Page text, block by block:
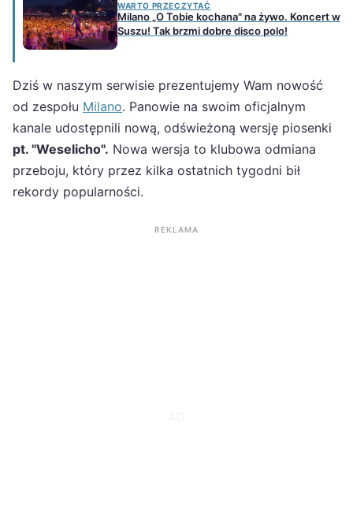
WARTO PRZECZYTAĆ
Milano „O Tobie kochana" na żywo. Koncert w
Suszu! Tak brzmi dobre disco polo!
Dziś w naszym serwisie prezentujemy Wam nowość
od zespołu Milano. Panowie na swoim oficjalnym
kanale udostępnili nową, odświeżoną wersję piosenki
pt. "Weselicho". Nowa wersja to klubowa odmiana
przeboju, który przez kilka ostatnich tygodni bił
rekordy popularności.
REKLAMA